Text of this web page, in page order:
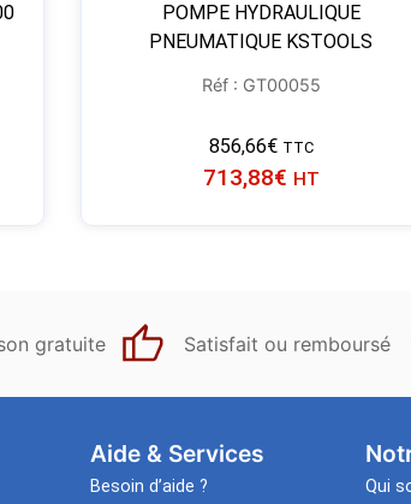
POMPE HYDRAULIQUE
PNEUMATIQUE KSTOOLS
Réf : GT00055
856,66€ TTC
713,88€ HT
gratuite Satisfait ou remboursé
Aide & Services​
Besoin d’aide ?
Qui